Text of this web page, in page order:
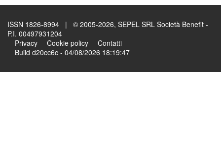
ISSN 1826-8994 | © 2005-2026, SEPEL SRL Società Benefit -
P.I. 00497931204
Privacy
Cookie policy
Contatti
Build d20cc6c - 04/08/2026 18:19:47